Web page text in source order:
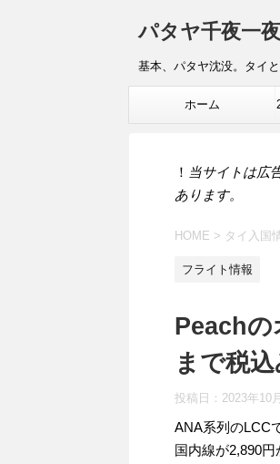
パタヤ千夜一夜
基本、パタヤ沈没。タイ
ホーム
！ 当サイトは広
あります。
HOME > タイ入国
フライト情報
Peachの
まで税
投稿日： 2023年10
ANA系列のLCC
国内線が2,890円